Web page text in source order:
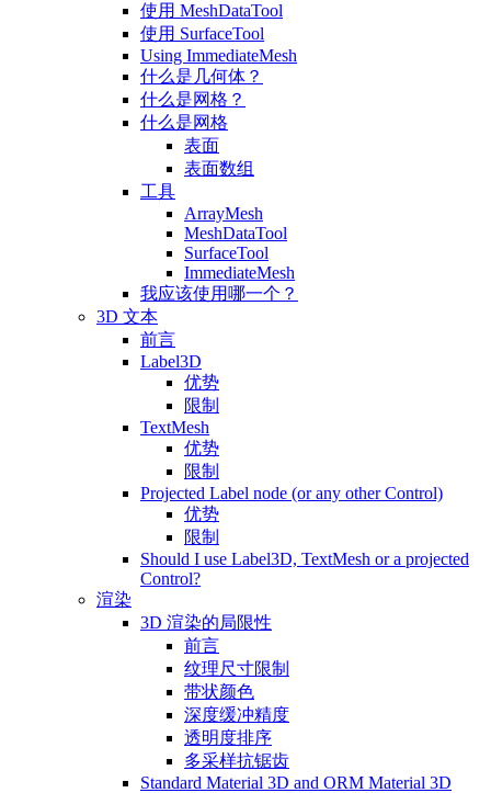
使用 MeshDataTool
使用 SurfaceTool
Using ImmediateMesh
什么是几何体？
什么是网格？
什么是网格
表面
表面数组
工具
ArrayMesh
MeshDataTool
SurfaceTool
ImmediateMesh
我应该使用哪一个？
3D 文本
前言
Label3D
优势
限制
TextMesh
优势
限制
Projected Label node (or any other Control)
优势
限制
Should I use Label3D, TextMesh or a projected
Control?
渲染
3D 渲染的局限性
前言
纹理尺寸限制
带状颜色
深度缓冲精度
透明度排序
多采样抗锯齿
Standard Material 3D and ORM Material 3D